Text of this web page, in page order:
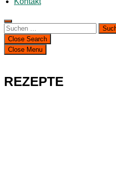
Suchen
nach:
Close Search
Close Menu
REZEPTE